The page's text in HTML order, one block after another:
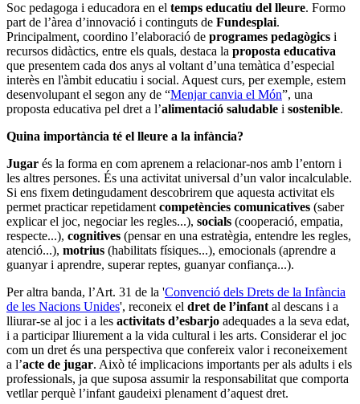
Soc pedagoga i educadora en el temps educatiu del lleure. Formo
part de l’àrea d’innovació i continguts de Fundesplai.
Principalment, coordino l’elaboració de programes pedagògics i
recursos didàctics, entre els quals, destaca la proposta educativa
que presentem cada dos anys al voltant d’una temàtica d’especial
interès en l'àmbit educatiu i social. Aquest curs, per exemple, estem
desenvolupant el segon any de “Menjar canvia el Món”, una
proposta educativa pel dret a l’alimentació saludable i sostenible.
Quina importància té el lleure a la infància?
Jugar és la forma en com aprenem a relacionar-nos amb l’entorn i
les altres persones. És una activitat universal d’un valor incalculable.
Si ens fixem detingudament descobrirem que aquesta activitat els
permet practicar repetidamentcompetències comunicatives (saber
explicar el joc, negociar les regles...), socials (cooperació, empatia,
respecte...), cognitives (pensar en una estratègia, entendre les regles,
atenció...), motrius (habilitats físiques...), emocionals (aprendre a
guanyar i aprendre, superar reptes, guanyar confiança...).
Per altra banda, l’Art. 31 de la 'Convenció dels Drets de la Infància
de les Nacions Unides', reconeix el dret de l’infantal descans i a
lliurar-se al joc i a les activitats d’esbarjo adequades a la seva edat,
i a participar lliurement a la vida cultural i les arts. Considerar el joc
com un dret és una perspectiva que confereix valor i reconeixement
a l’acte de jugar. Això té implicacions importants per als adults i els
professionals, ja que suposa assumir la responsabilitat que comporta
vetllar perquè l’infant gaudeixi plenament d’aquest dret.